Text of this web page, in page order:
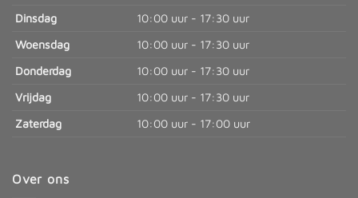
Dinsdag
10:00 uur - 17:30 uur
Woensdag
10:00 uur - 17:30 uur
Donderdag
10:00 uur - 17:30 uur
Vrijdag
10:00 uur - 17:30 uur
Zaterdag
10:00 uur - 17:00 uur
Over ons